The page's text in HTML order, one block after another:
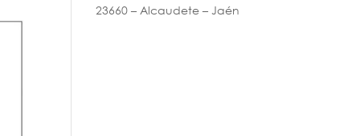
23660 – Alcaudete – Jaén